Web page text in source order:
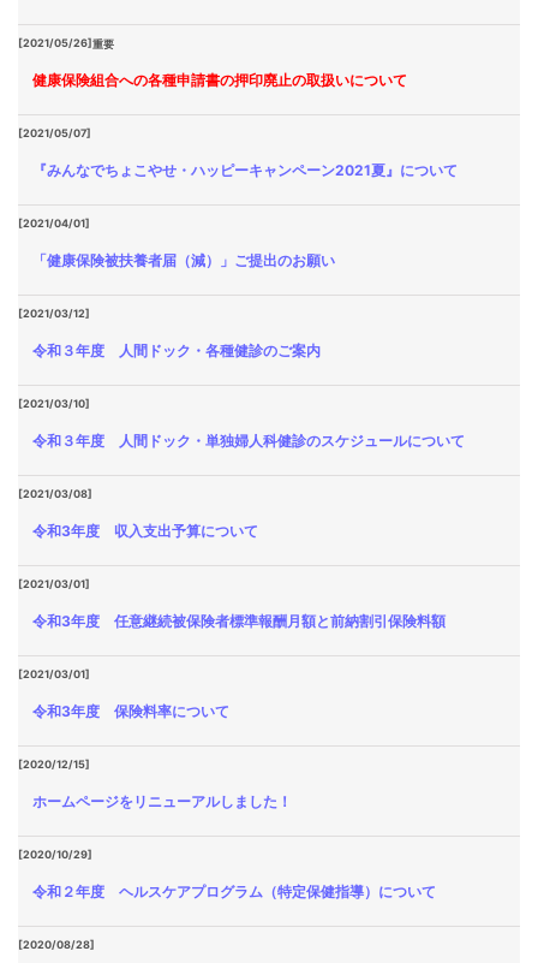
[2021/05/26]重要
健康保険組合への各種申請書の押印廃止の取扱いについて
[2021/05/07]
『みんなでちょこやせ・ハッピーキャンペーン2021夏』について
[2021/04/01]
「健康保険被扶養者届（減）」ご提出のお願い
[2021/03/12]
令和３年度 人間ドック・各種健診のご案内
[2021/03/10]
令和３年度 人間ドック・単独婦人科健診のスケジュールについて
[2021/03/08]
令和3年度 収入支出予算について
[2021/03/01]
令和3年度 任意継続被保険者標準報酬月額と前納割引保険料額
[2021/03/01]
令和3年度 保険料率について
[2020/12/15]
ホームページをリニューアルしました！
[2020/10/29]
令和２年度 ヘルスケアプログラム（特定保健指導）について
[2020/08/28]